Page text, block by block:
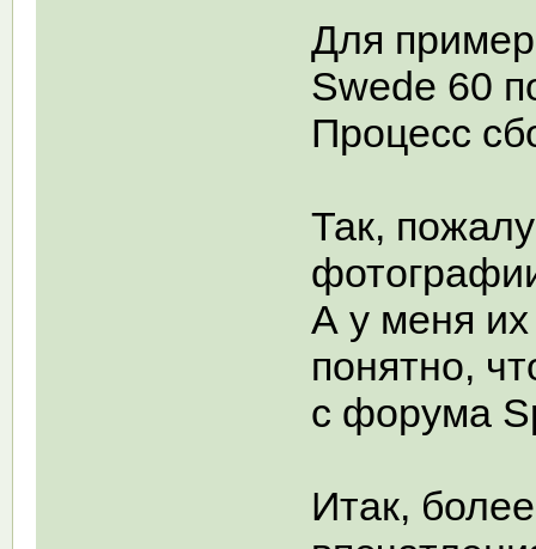
Для
Swede 60
Процесс
Так,
А у меня
понятно,
с форума
Итак,